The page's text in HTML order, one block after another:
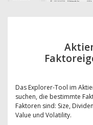
Das Explorer-Tool im
suchen, die bestimmte
Faktoren sind: Size,
Value und Volatility.